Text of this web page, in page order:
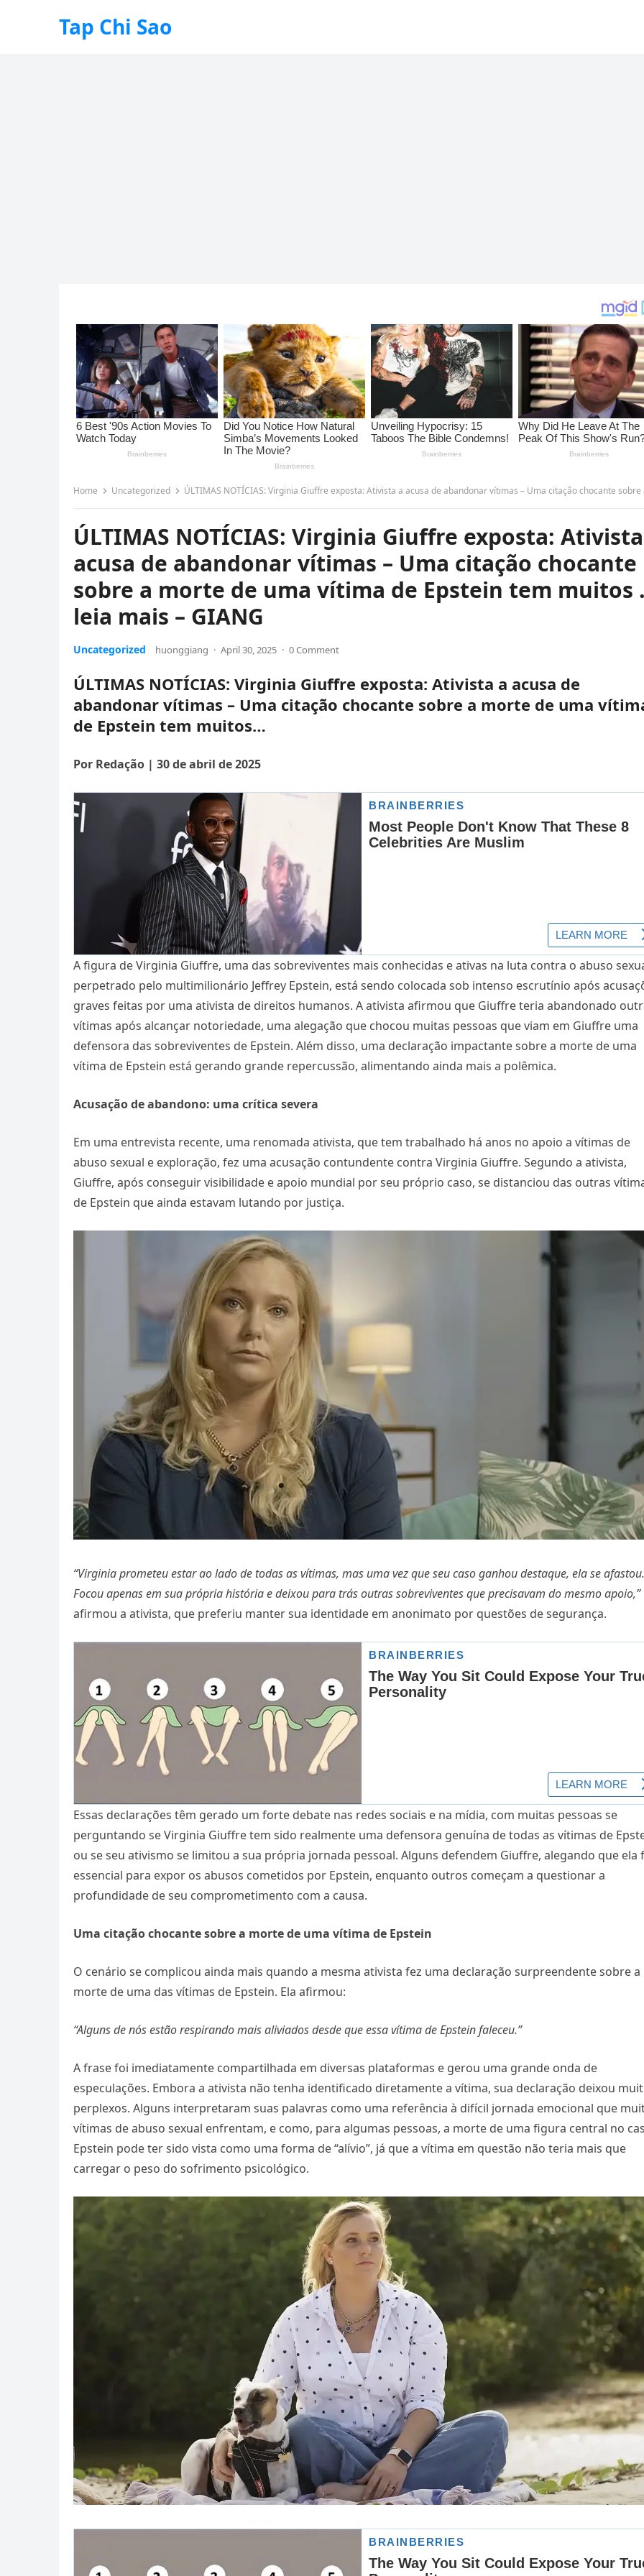
Tap Chi Sao
Home Uncategorized ÚLTIMAS NOTÍCIAS: Virginia Giuffre exposta: Ativista a acusa de abandonar vítimas – Uma citação chocante sobre a morte de uma vítima de Epstein tem muitos … leia mais –
ÚLTIMAS NOTÍCIAS: Virginia Giuffre exposta:
acusa de abandonar vítimas – Uma citação chocante
sobre a morte de uma vítima de Epstein tem muitos
leia mais – GIANG
Uncategorized huonggiang · April 30, 2025 · 0 Comment
ÚLTIMAS NOTÍCIAS: Virginia Giuffre exposta: Ativista a acusa de
abandonar vítimas – Uma citação chocante sobre a morte de uma
de Epstein tem muitos…
Por Redação | 30 de abril de 2025
A figura de Virginia Giuffre, uma das sobreviventes mais conhecidas e ativas na luta contra o abuso
perpetrado pelo multimilionário Jeffrey Epstein, está sendo colocada sob intenso escrutínio após
graves feitas por uma ativista de direitos humanos. A ativista afirmou que Giuffre teria abandonado
vítimas após alcançar notoriedade, uma alegação que chocou muitas pessoas que viam em Giuffre uma
defensora das sobreviventes de Epstein. Além disso, uma declaração impactante sobre a morte de uma
vítima de Epstein está gerando grande repercussão, alimentando ainda mais a polêmica.
Acusação de abandono: uma crítica severa
Em uma entrevista recente, uma renomada ativista, que tem trabalhado há anos no apoio a vítimas de
abuso sexual e exploração, fez uma acusação contundente contra Virginia Giuffre. Segundo a ativista,
Giuffre, após conseguir visibilidade e apoio mundial por seu próprio caso, se distanciou das outras
de Epstein que ainda estavam lutando por justiça.
“Virginia prometeu estar ao lado de todas as vítimas, mas uma vez que seu caso ganhou destaque, ela se afastou.
Focou apenas em sua própria história e deixou para trás outras sobreviventes que precisavam do mesmo apoio,”
afirmou a ativista, que preferiu manter sua identidade em anonimato por questões de segurança.
Essas declarações têm gerado um forte debate nas redes sociais e na mídia, com muitas pessoas se
perguntando se Virginia Giuffre tem sido realmente uma defensora genuína de todas as vítimas de
ou se seu ativismo se limitou a sua própria jornada pessoal. Alguns defendem Giuffre, alegando que ela
essencial para expor os abusos cometidos por Epstein, enquanto outros começam a questionar a
profundidade de seu comprometimento com a causa.
Uma citação chocante sobre a morte de uma vítima de Epstein
O cenário se complicou ainda mais quando a mesma ativista fez uma declaração surpreendente sobre a
morte de uma das vítimas de Epstein. Ela afirmou:
“Alguns de nós estão respirando mais aliviados desde que essa vítima de Epstein faleceu.”
A frase foi imediatamente compartilhada em diversas plataformas e gerou uma grande onda de
especulações. Embora a ativista não tenha identificado diretamente a vítima, sua declaração deixou
perplexos. Alguns interpretaram suas palavras como uma referência à difícil jornada emocional que
vítimas de abuso sexual enfrentam, e como, para algumas pessoas, a morte de uma figura central no
Epstein pode ter sido vista como uma forma de “alívio”, já que a vítima em questão não teria mais que
carregar o peso do sofrimento psicológico.